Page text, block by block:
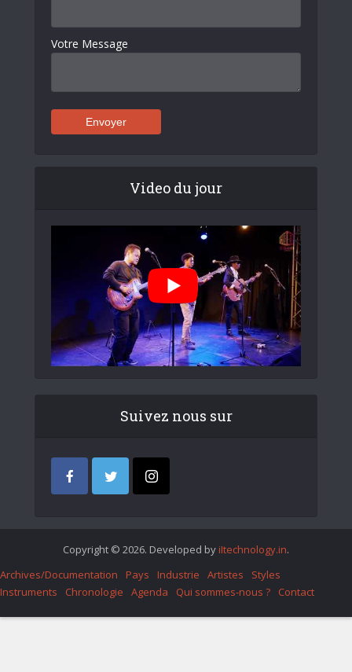
Votre Message
Video du jour
Suivez nous sur
Copyright © 2026. Developed by iItechnology.in.
Archives/Documentation
Pays Industrie Artistes
Styles
Instruments
Chronologie Agenda Qui sommes-nous ? Contact